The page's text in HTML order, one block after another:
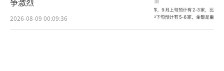
截至目前，第二轮谈判迟迟未能举行。当前伊
2026-08-09 00:09:36